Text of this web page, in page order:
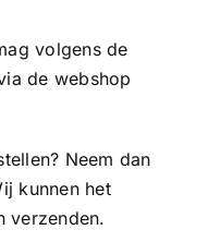
volgens de
de webshop
Neem dan
kunnen het
verzenden.